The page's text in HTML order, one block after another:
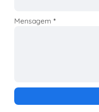
Mensagem*